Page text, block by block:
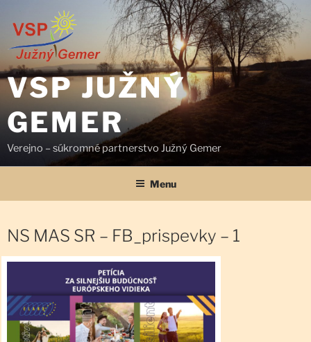
VSP JUŽNÝ
GEMER
Verejno – súkromné partnerstvo Južný Gemer
Menu
NS MAS SR – FB_prispevky – 1